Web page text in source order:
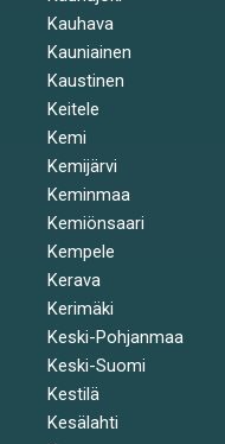
Kauhava
Kauniainen
Kaustinen
Keitele
Kemi
Kemijärvi
Keminmaa
Kemiönsaari
Kempele
Kerava
Kerimäki
Keski-Pohjanmaa
Keski-Suomi
Kestilä
Kesälahti